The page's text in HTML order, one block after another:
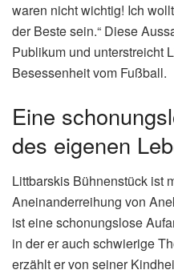
waren nicht wichtig! Ich
der Beste sein.“ Diese
Publikum und unterstreicht
Besessenheit vom Fußball.
Eine
des eigenen
Littbarskis Bühnenstück ist
Aneinanderreihung von
ist eine schonungslose
in der er auch schwierige
erzählt er von seiner